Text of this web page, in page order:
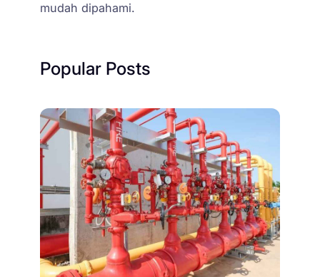
mudah dipahami.
Popular Posts